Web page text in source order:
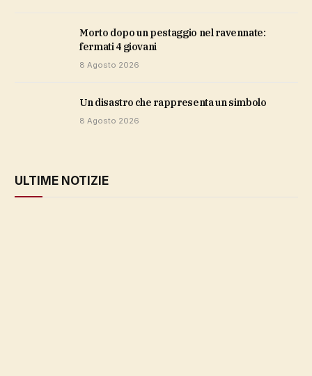
Morto dopo un pestaggio nel ravennate:
fermati 4 giovani
8 Agosto 2026
Un disastro che rappresenta un simbolo
8 Agosto 2026
ULTIME NOTIZIE